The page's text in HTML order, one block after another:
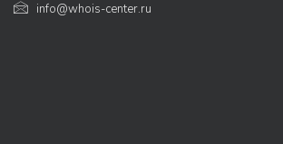
info@whois-center.ru